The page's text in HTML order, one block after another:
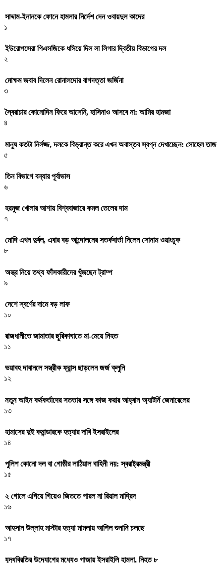
সাদ্দাম-ইনানকে ফোনে হামলার নির্দেশ দেন ওবায়দুল কাদের
১
ইউরোপসেরা পিএসজিকে ধসিয়ে দিল লা লিগার দ্বিতীয় বিভাগের দল
২
মোক্ষম জবাব দিলেন রোনালদোর বাগদত্তা জর্জিনা
৩
স্বৈরাচার কোনোদিন ফিরে আসেনি, হাসিনাও আসবে না: আমির হামজা
৪
মানুষ কতটা নির্লজ্জ, দলকে বিভ্রান্ত করে এখন অবাস্তব স্বপ্ন দেখাচ্ছেন: সোহেল তাজ
৫
তিন বিভাগে বন্যার পূর্বাভাস
৬
হরমুজ খোলার আশায় বিশ্ববাজারে কমল তেলের দাম
৭
মোদি এখন দুর্বল, এবার বড় আন্দোলনের সতর্কবার্তা দিলেন সোনাম ওয়াংচুক
৮
অস্ত্র নিয়ে তথ্য ফাঁসকারীদের খুঁজছেন ট্রাম্প
৯
দেশে স্বর্ণের দামে বড় লাফ
১০
রাজধানীতে জামাতার ছুরিকাঘাতে মা-মেয়ে নিহত
১১
ভয়াবহ দাবানলে সস্ত্রীক ফ্রান্স ছাড়লেন জর্জ ক্লুনি
১২
নতুন আইন কর্মকর্তাদের সততার সঙ্গে কাজ করার আহ্বান অ্যাটর্নি জেনারেলের
১৩
হামাসের দুই কমান্ডারকে হত্যার দাবি ইসরাইলের
১৪
পুলিশ কোনো দল বা গোষ্ঠীর লাঠিয়াল বাহিনী নয়: স্বরাষ্ট্রমন্ত্রী
১৫
২ গোলে এগিয়ে গিয়েও জিততে পারল না রিয়াল মাদ্রিদ
১৬
আহসান উল্লাহ মাস্টার হত্যা মামলায় আপিল শুনানি চলছে
১৭
যুদ্ধবিরতির উদ্যোগের মধ্যেও গাজায় ইসরাইলি হামলা, নিহত ৮